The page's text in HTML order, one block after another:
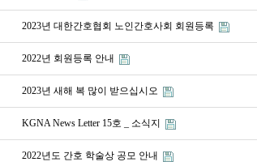
2023년 대한간호협회 노인간호사회 회원등록
2022년 회원등록 안내
2023년 새해 복 많이 받으십시오
KGNA News Letter 15호 _ 소식지
2022년도 간호 학술상 공모 안내